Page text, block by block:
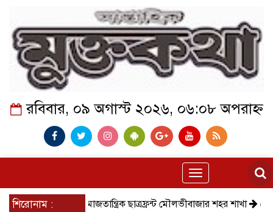
রবিবার, ০৯ অগাস্ট ২০২৬, ০৬:০৮ অপরাহ্ন
Toggle
navigation
শিরোনাম : সমাজতান্ত্রিক ছাত্রফ্রন্ট মৌলভীবাজার শহর শাখা কেমন